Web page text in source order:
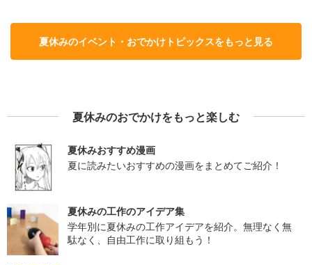
夏休みのイベント・おでかけトピックスをもっと見る
夏休みのおでかけをもっと楽しむ
夏休みおすすめ漫画
夏に読みたいおすすめの漫画をまとめてご紹介！
夏休みの工作のアイデア集
学年別に夏休みの工作アイデアを紹介。無理なく無
駄なく、自由工作に取り組もう！